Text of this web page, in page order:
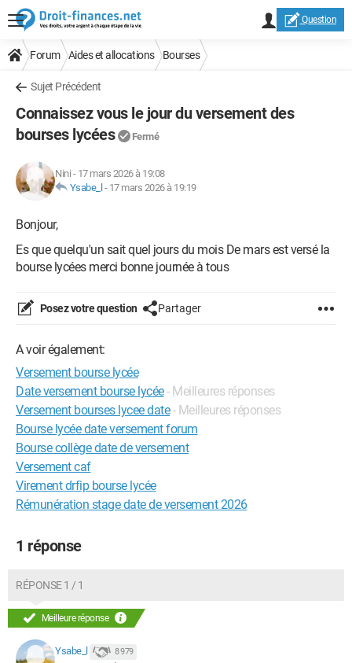
Question
Forum Aides et allocations Bourses
Sujet Précédent
Connaissez vous le jour du versement des
bourses lycées
Fermé
Nini - 17 mars 2026 à 19:08
Ysabe_l
- 17 mars 2026 à 19:19
Bonjour,
Es que quelqu'un sait quel jours du mois De mars est versé la
bourse lycées merci bonne journée à tous
Posez votre question Partager
A voir également:
Versement bourse lycée
Date versement bourse lycée- Meilleures réponses
Versement bourses lycee date - Meilleures réponses
Bourse lycée date versement forum
Bourse collège date de versement
Versement caf
Virement drfip bourse lycée
Rémunération stage date de versement 2026
1 réponse
RÉPONSE 1 / 1
Meilleure réponse
Ysabe_l 8 979